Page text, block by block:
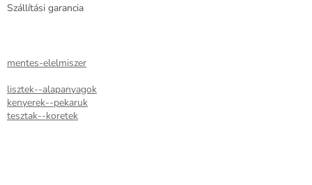
Szállítási garancia
mentes-elelmiszer
lisztek--alapanyagok
kenyerek--pekaruk
tesztak--koretek